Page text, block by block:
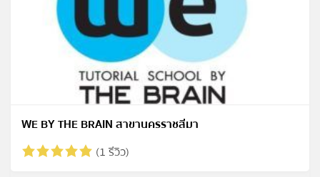
WE BY THE BRAIN สาขานครราชสีมา
(1 รีวิว)